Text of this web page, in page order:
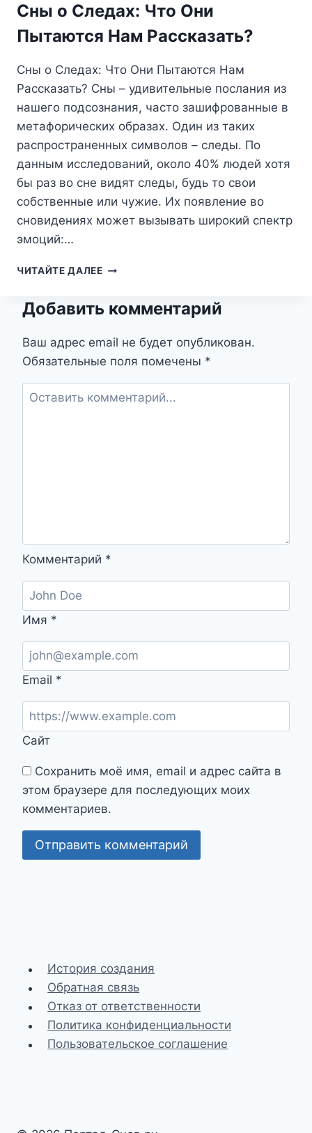
ВАМ
СКАЗАТЬ?
Сны о Следах: Что Они
Пытаются Нам Рассказать?
Сны о Следах: Что Они Пытаются Нам
Рассказать? Сны – удивительные послания из
нашего подсознания, часто зашифрованные в
метафорических образах. Один из таких
распространенных символов – следы. По
данным исследований, около 40% людей хотя
бы раз во сне видят следы, будь то свои
собственные или чужие. Их появление во
сновидениях может вызывать широкий спектр
эмоций:…
ЧИТАЙТЕ ДАЛЕЕСНЫ
ЧТО
ПЫТАЮТСЯ
РАССКАЗАТЬ?
Добавить комментарий
Ваш адрес email не будет опубликован.
Обязательные поля помечены *
Комментарий *
Имя *
Email *
Сайт
Сохранить моё имя, email и адрес сайта в
этом браузере для последующих моих
комментариев.
История создания
Обратная связь
Отказ от ответственности
Политика конфиденциальности
Пользовательское соглашение